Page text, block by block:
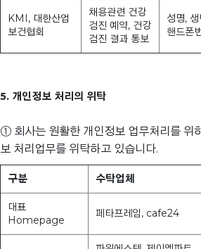
KMI, 대한산업
보건협회
채용관련 건강
검진 예약, 건강
검진 결과 통보
성명,
핸드폰
5. 개인정보 처리의 위탁
① 회사는 원활한 개인정보 업무처리를 위
보 처리업무를 위탁하고 있습니다.
구분 수탁업체
대표
Homepage
페타프레임, cafe24